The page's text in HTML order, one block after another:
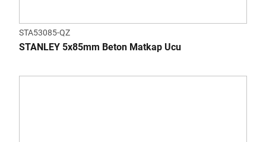
STA53085-QZ
STANLEY 5x85mm Beton Matkap Ucu